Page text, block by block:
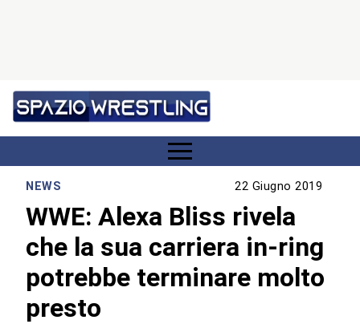
NEWS 22 Giugno 2019
WWE: Alexa Bliss rivela
che la sua carriera in-ring
potrebbe terminare molto
presto